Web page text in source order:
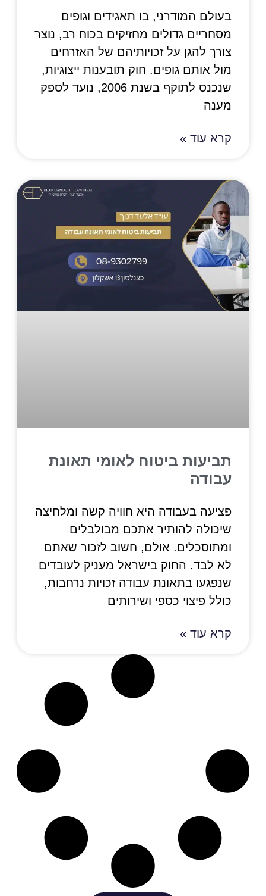
בעולם המודרני, בו תאגידים וגופים
מסחריים גדולים מחזיקים בכוח רב, נוצר
צורך להגן על זכויותיהם של האזרחים
מול אותם גופים. חוק תובענות ייצוגיות,
שנכנס לתוקף בשנת 2006, נועד לספק
מענה
קרא עוד »
תביעות ביטוח לאומי תאונת
עבודה
פציעה בעבודה היא חוויה קשה ומלחיצה
שיכולה להותיר אתכם מבולבלים
ומתוסכלים. אולם, חשוב לזכור שאתם
לא לבד. החוק בישראל מעניק לעובדים
שנפגעו בתאונת עבודה זכויות נרחבות,
כולל פיצוי כספי ושירותים
קרא עוד »